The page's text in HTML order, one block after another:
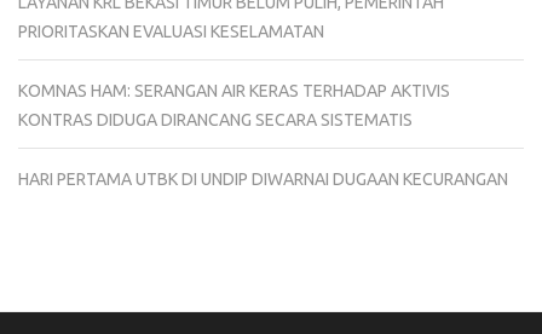
PRIORITASKAN EVALUASI KESELAMATAN
KOMNAS HAM: SERANGAN AIR KERAS TERHADAP AKTIVIS
KONTRAS DIDUGA DIRANCANG SECARA SISTEMATIS
HARI PERTAMA UTBK DI UNDIP DIWARNAI DUGAAN KECURANGAN